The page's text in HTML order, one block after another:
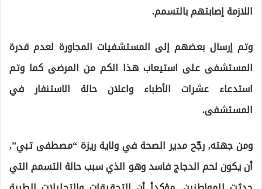
اللازمة إصابتهم بالتسمم.
وتم إرسال بعضهم إلى المستشفيات المجاورة لعدم قدرة
المستشفى على استيعاب هذا الكم من المرضى كما وتم
استدعاء عشرات الأطباء واعلان حالة الاستنفار في
المستشفى.
ومن جهته, رجّح مدير الصحة في ولاية ريزة “مصطفى تبي”,
أن يكون لحم الدجاج فاسد وهو الذي سبب حالة التسمم التي